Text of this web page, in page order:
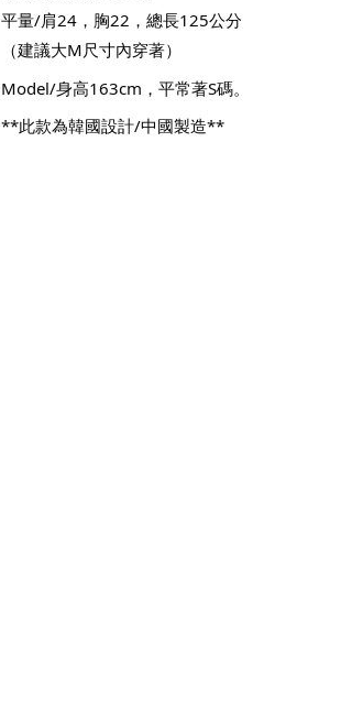
平量/肩24，胸22，總長125公分
（建議大M尺寸內穿著）
Model/身高163cm，平常著S碼。
**此款為韓國設計/中國製造**